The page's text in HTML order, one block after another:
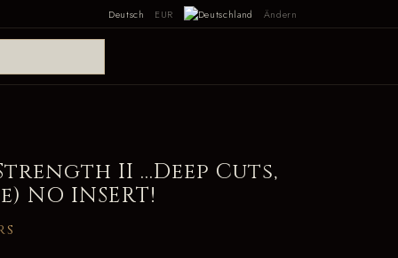
Deutsch EUR Ändern
Strength II ...Deep Cuts,
NO INSERT!